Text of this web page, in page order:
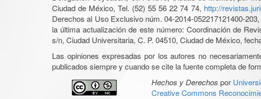
Ciudad de México, Tel. (52) 55 56 22 74 74, http://
Derechos al Uso Exclusivo núm. 04-2014-052217121400-
la última actualización de este número: Coordinación de
s/n, Ciudad Universitaria, C. P. 04510, Ciudad de México,
Las opiniones expresadas por los autores no
publicados siempre y cuando se cite la fuente completa de
Hechos y Derechos por
Creative Commons